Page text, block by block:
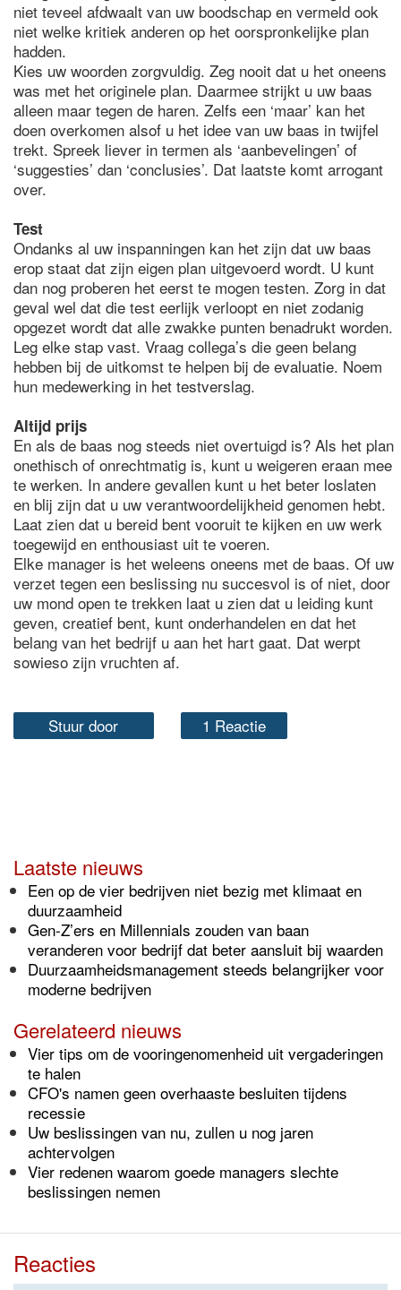
niet teveel afdwaalt van uw boodschap en vermeld ook
niet welke kritiek anderen op het oorspronkelijke plan
hadden.
Kies uw woorden zorgvuldig. Zeg nooit dat u het oneens
was met het originele plan. Daarmee strijkt u uw baas
alleen maar tegen de haren. Zelfs een ‘maar’ kan het
doen overkomen alsof u het idee van uw baas in twijfel
trekt. Spreek liever in termen als ‘aanbevelingen’ of
‘suggesties’ dan ‘conclusies’. Dat laatste komt arrogant
over.
Test
Ondanks al uw inspanningen kan het zijn dat uw baas
erop staat dat zijn eigen plan uitgevoerd wordt. U kunt
dan nog proberen het eerst te mogen testen. Zorg in dat
geval wel dat die test eerlijk verloopt en niet zodanig
opgezet wordt dat alle zwakke punten benadrukt worden.
Leg elke stap vast. Vraag collega’s die geen belang
hebben bij de uitkomst te helpen bij de evaluatie. Noem
hun medewerking in het testverslag.
Altijd prijs
En als de baas nog steeds niet overtuigd is? Als het plan
onethisch of onrechtmatig is, kunt u weigeren eraan mee
te werken. In andere gevallen kunt u het beter loslaten
en blij zijn dat u uw verantwoordelijkheid genomen hebt.
Laat zien dat u bereid bent vooruit te kijken en uw werk
toegewijd en enthousiast uit te voeren.
Elke manager is het weleens oneens met de baas. Of uw
verzet tegen een beslissing nu succesvol is of niet, door
uw mond open te trekken laat u zien dat u leiding kunt
geven, creatief bent, kunt onderhandelen en dat het
belang van het bedrijf u aan het hart gaat. Dat werpt
sowieso zijn vruchten af.
Stuur door 1 Reactie
Laatste nieuws
Een op de vier bedrijven niet bezig met klimaat en
duurzaamheid
Gen-Z’ers en Millennials zouden van baan
veranderen voor bedrijf dat beter aansluit bij waarden
Duurzaamheidsmanagement steeds belangrijker voor
moderne bedrijven
Gerelateerd nieuws
Vier tips om de vooringenomenheid uit vergaderingen
te halen
CFO's namen geen overhaaste besluiten tijdens
recessie
Uw beslissingen van nu, zullen u nog jaren
achtervolgen
Vier redenen waarom goede managers slechte
beslissingen nemen
Reacties